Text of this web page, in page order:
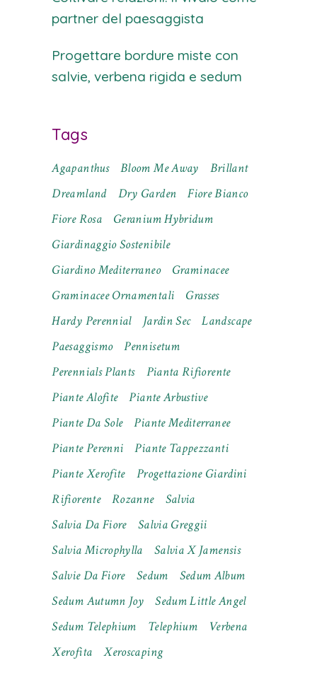
partner del paesaggista
Progettare bordure miste con
salvie, verbena rigida e sedum
Tags
Agapanthus Bloom Me Away
Brillant
Dreamland
Dry Garden
Fiore Bianco
Fiore Rosa
Geranium Hybridum
Giardinaggio Sostenibile
Giardino Mediterraneo
Graminacee
Graminacee Ornamentali
Grasses
Hardy Perennial
Jardin Sec
Landscape
Paesaggismo
Pennisetum
Perennials Plants
Pianta Rifiorente
Piante Alofite
Piante Arbustive
Piante Da Sole
Piante Mediterranee
Piante Perenni
Piante Tappezzanti
Piante Xerofite
Progettazione Giardini
Rifiorente
Rozanne
Salvia
Salvia Da Fiore
Salvia Greggii
Salvia Microphylla
Salvia X Jamensis
Salvie Da Fiore
Sedum
Sedum Album
Sedum Autumn Joy
Sedum Little Angel
Sedum Telephium
Telephium
Verbena
Xerofita
Xeroscaping